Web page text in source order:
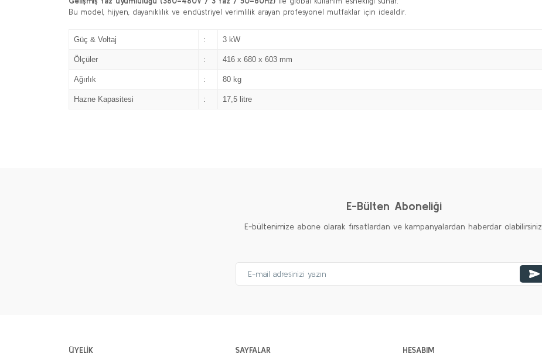
Bu model, hijyen, dayanıklılık ve endüstriyel verimlilik arayan profesyonel mutfaklar için idealdir.
Güç & Voltaj : 3 kW
Ölçüler : 416 x 680 x 603 mm
Ağırlık : 80 kg
Hazne Kapasitesi : 17,5 litre
E-Bülten Aboneliği
E-bültenimize abone olarak fırsatlardan ve kampanyalardan haberdar olabilirsiniz.
ÜYELİK SAYFALAR HESABIM